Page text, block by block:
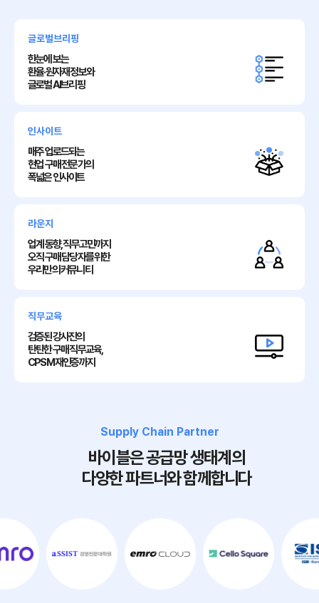
글로벌브리핑
한눈에 보는
환율·원자재 정보와
글로벌 AI브리핑
인사이트
매주 업로드되는
현업 구매 전문가의
폭넓은 인사이트
라운지
업계 동향, 직무고민까지
오직 구매 담당자를 위한
우리만의 커뮤니티
직무교육
검증된 강사진의
탄탄한 구매 직무교육,
CPSM 재인증까지
Supply Chain Partner
바이블은 공급망 생태계의
다양한 파트너와 함께합니다